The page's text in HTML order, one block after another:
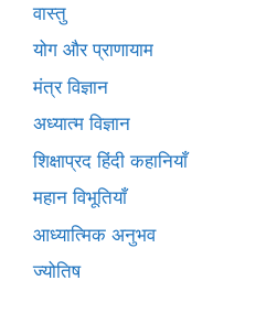
वास्तु
योग और प्राणायाम
मंत्र विज्ञान
अध्यात्म विज्ञान
शिक्षाप्रद हिंदी कहानियाँ
महान विभूतियाँ
आध्यात्मिक अनुभव
ज्योतिष